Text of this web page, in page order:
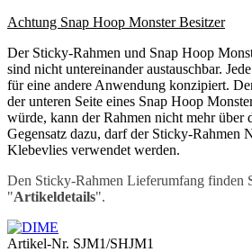
Achtung Snap Hoop Monster Besitzer
Der Sticky-Rahmen und Snap Hoop
sind nicht untereinander austauschbar.
für eine andere Anwendung konzipiert.
der unteren Seite eines Snap Hoop
würde, kann der Rahmen nicht mehr über
Gegensatz dazu, darf der Sticky-Rahmen
Klebevlies verwendet werden.
Den Sticky-Rahmen Lieferumfang finden
"Artikeldetails".
Artikel-Nr. SJM1/SHJM1